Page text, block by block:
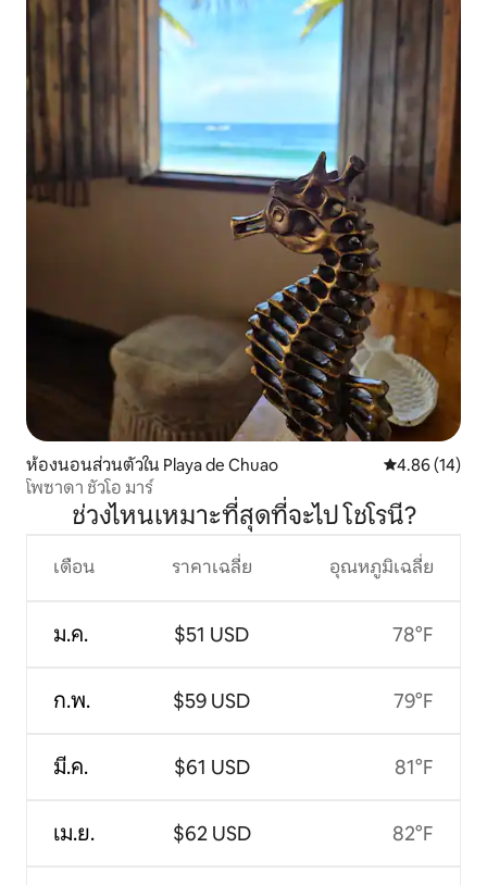
ห้องนอนส่วนตัวใน Playa de Chuao คะแนนเฉลี่ย
4.86 (14)
โพซาดา ชัวโอ มาร์
ช่วงไหนเหมาะที่สุดที่จะไป โชโรนี?
เดือน
ม.ค.
ก.พ.
มี.ค.
เม.ย.
ราคาเฉลี่ย
$51 USD
$59 USD
$61 USD
$62 USD
อุณหภูมิเฉลี่ย
78°F
79°F
81°F
82°F